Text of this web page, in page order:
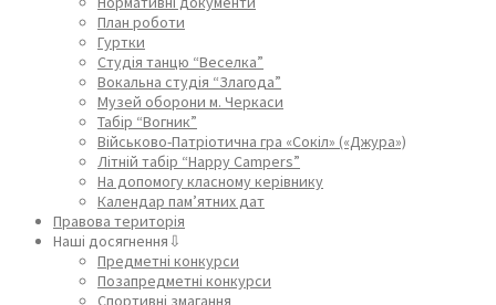
План роботи
Гуртки
Студія танцю “Веселка”
Вокальна студія “Злагода”
Музей оборони м. Черкаси
Табір “Вогник”
Військово-Патріотична гра «Сокіл» («Джура»)
Літній табір “Happy Campers”
На допомогу класному керівнику
Календар пам’ятних дат
Правова територія
Наші досягнення⇩
Предметні конкурси
Позапредметні конкурси
Спортивні змагання